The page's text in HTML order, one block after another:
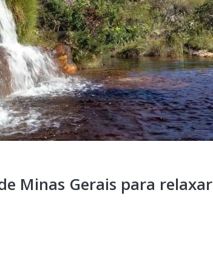
Minas Gerais para relaxar